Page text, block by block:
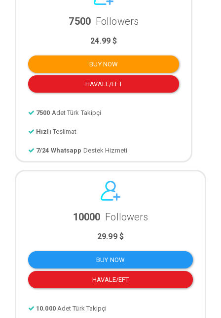
7500 Followers
24.99 $
BUY NOW
HAVALE/EFT
7500 Adet Türk Takipçi
Hızlı Teslimat
7/24 Whatsapp Destek Hizmeti
10000 Followers
29.99 $
BUY NOW
HAVALE/EFT
10.000 Adet Türk Takipçi